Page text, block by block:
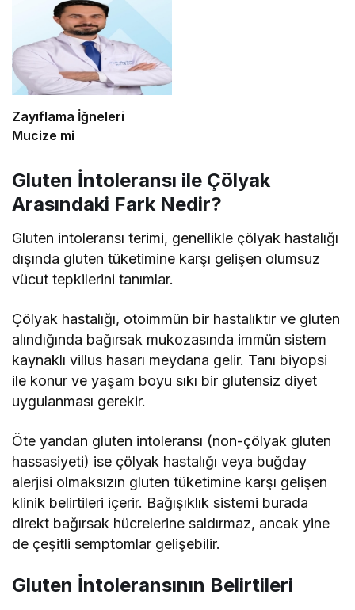
Zayıflama İğneleri
Mucize mi
Gluten İntoleransı ile Çölyak
Arasındaki Fark Nedir?
Gluten intoleransı terimi, genellikle çölyak hastalığı
dışında gluten tüketimine karşı gelişen olumsuz
vücut tepkilerini tanımlar.
Çölyak hastalığı, otoimmün bir hastalıktır ve gluten
alındığında bağırsak mukozasında immün sistem
kaynaklı villus hasarı meydana gelir. Tanı biyopsi
ile konur ve yaşam boyu sıkı bir glutensiz diyet
uygulanması gerekir.
Öte yandan gluten intoleransı (non-çölyak gluten
hassasiyeti) ise çölyak hastalığı veya buğday
alerjisi olmaksızın gluten tüketimine karşı gelişen
klinik belirtileri içerir. Bağışıklık sistemi burada
direkt bağırsak hücrelerine saldırmaz, ancak yine
de çeşitli semptomlar gelişebilir.
Gluten İntoleransının Belirtileri